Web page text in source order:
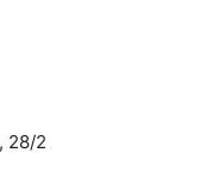
28/2